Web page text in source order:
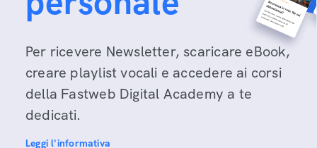
Per ricevere Newsletter, scaricare eBook,
creare playlist vocali e accedere ai corsi
della Fastweb Digital Academy a te
dedicati.
Leggi l'informativa